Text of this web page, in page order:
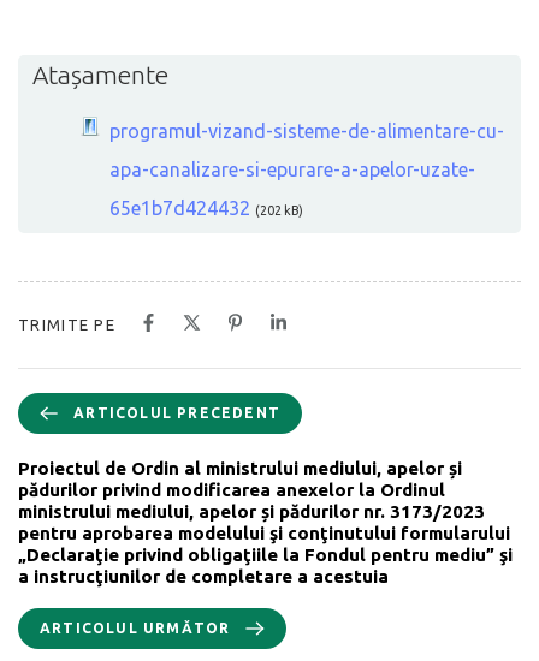
Atașamente
programul-vizand-sisteme-de-alimentare-cu-
apa-canalizare-si-epurare-a-apelor-uzate-
65e1b7d424432 (202 kB)
TRIMITE PE
ARTICOLUL PRECEDENT
Proiectul de Ordin al ministrului mediului, apelor și
pădurilor privind modificarea anexelor la Ordinul
ministrului mediului, apelor și pădurilor nr. 3173/2023
pentru aprobarea modelului şi conţinutului formularului
„Declaraţie privind obligaţiile la Fondul pentru mediu” şi
a instrucţiunilor de completare a acestuia
ARTICOLUL URMĂTOR